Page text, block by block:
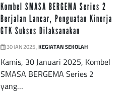
Kombel SMASA BERGEMA Series 2
Berjalan Lancar, Penguatan Kinerja
GTK Sukses Dilaksanakan
30 JAN 2025 ,KEGIATAN SEKOLAH
Kamis, 30 Januari 2025, Kombel
SMASA BERGEMA Series 2
yang…